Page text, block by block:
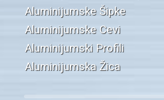
Aluminijumske Šipke
Aluminijumske Cevi
Aluminijumski Profili
Aluminijumska Žica